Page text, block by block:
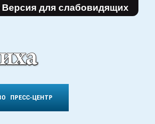
Версия для слабовидящих
ПРЕСС-ЦЕНТР